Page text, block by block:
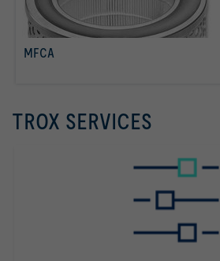
MFCA
TROX SERVICES